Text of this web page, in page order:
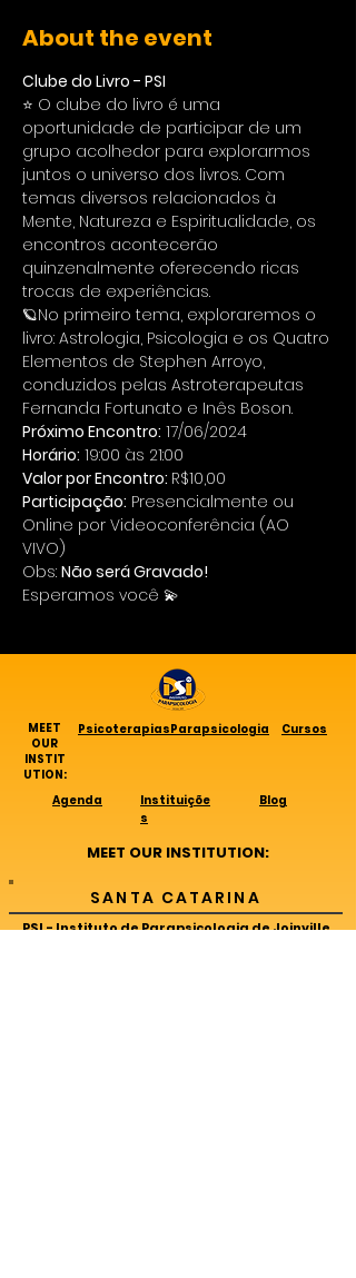
About the event
Clube do Livro - PSI
⭐ O clube do livro é uma
oportunidade de participar de um
grupo acolhedor para explorarmos
juntos o universo dos livros. Com
temas diversos relacionados à
Mente, Natureza e Espiritualidade, os
encontros acontecerão
quinzenalmente oferecendo ricas
trocas de experiências.
🪐No primeiro tema, exploraremos o
livro: Astrologia, Psicologia e os Quatro
Elementos de Stephen Arroyo,
conduzidos pelas Astroterapeutas
Fernanda Fortunato e Inês Boson.
Próximo Encontro: 17/06/2024
Horário: 19:00 às 21:00
Valor por Encontro: R$10,00
Participação: Presencialmente ou
Online por Videoconferência (AO
VIVO)
Obs: Não será Gravado!
Esperamos você 💫
MEET
OUR
INSTIT
UTION:
PsicoterapiasParapsicologia Cursos
Agenda
Instituiçõe
s
Blog
MEET OUR INSTITUTION:
SANTA CATARINA
PSI - Instituto de Parapsicologia de Joinville